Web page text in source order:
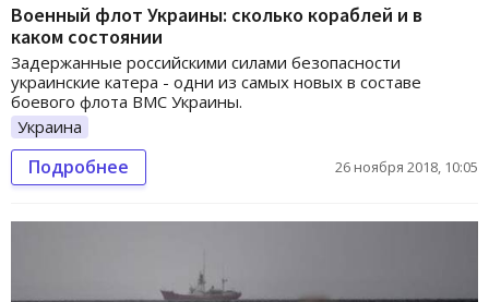
Военный флот Украины: сколько кораблей и в
каком состоянии
Задержанные российскими силами безопасности
украинские катера - одни из самых новых в составе
боевого флота ВМС Украины.
Украина
Подробнее 26 ноября 2018, 10:05